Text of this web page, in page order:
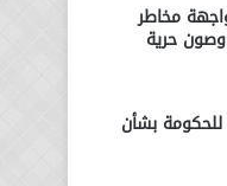
مخاطر
وصون حرية
بشأن